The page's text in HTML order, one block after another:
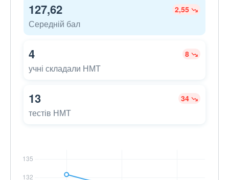
127,62 2,55
Середній бал
4 8
учні складали НМТ
13 34
тестів НМТ